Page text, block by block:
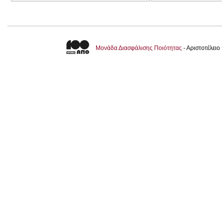
Μονάδα Διασφάλισης Ποιότητας -